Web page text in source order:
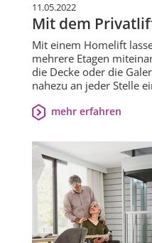
11.05.2022
Mit dem
Mit einem Homelift
mehrere Etagen
die Decke oder die
nahezu an jeder Stelle
mehr erfahren